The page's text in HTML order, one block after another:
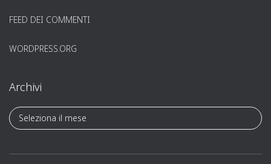
FEED DEI COMMENTI
WORDPRESS.ORG
Archivi
A
r
h